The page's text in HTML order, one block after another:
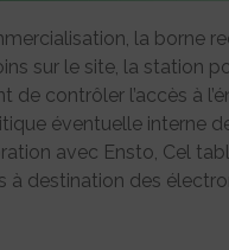
la borne
sur le site, la station
contrôler l’accès à
éventuelle interne
avec Ensto, Cel
à destination des